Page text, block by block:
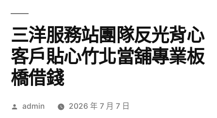
三洋服務站團隊反光背心
客戶貼心竹北當舖專業板
橋借錢
作
admin 2026 年 7 月 7 日